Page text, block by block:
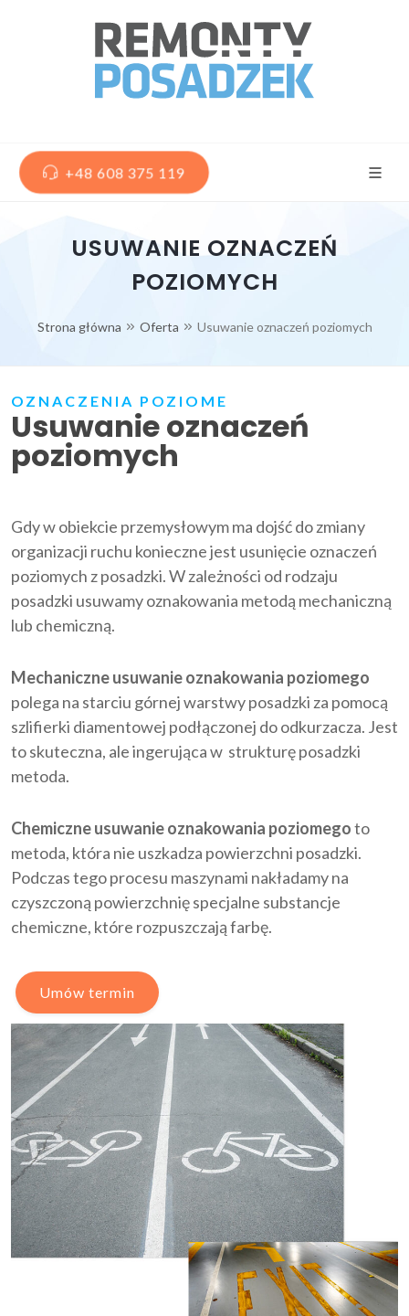
+48 608 375 119
USUWANIE OZNACZEŃ
POZIOMYCH
Strona główna Oferta Usuwanie oznaczeń poziomych
OZNACZENIA POZIOME
Usuwanie oznaczeń
poziomych
Gdy w obiekcie przemysłowym ma dojść do zmiany
organizacji ruchu konieczne jest usunięcie oznaczeń
poziomych z posadzki. W zależności od rodzaju
posadzki usuwamy oznakowania metodą mechaniczną
lub chemiczną.
Mechaniczne usuwanie oznakowania poziomego
polega na starciu górnej warstwy posadzki za pomocą
szlifierki diamentowej podłączonej do odkurzacza. Jest
to skuteczna, ale ingerująca w strukturę posadzki
metoda.
Chemiczne usuwanie oznakowania poziomegoto
metoda, która nie uszkadza powierzchni posadzki.
Podczas tego procesu maszynami nakładamy na
czyszczoną powierzchnię specjalne substancje
chemiczne, które rozpuszczają farbę.
Umów termin